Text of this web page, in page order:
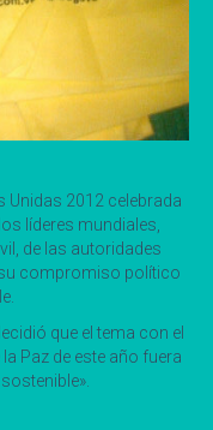
Unidas 2012 celebrada
líderes mundiales,
de las autoridades
compromiso político
que el tema con el
Paz de este año fuera